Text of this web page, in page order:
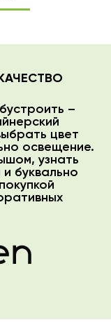
–
цвет
освещение.
узнать
буквально